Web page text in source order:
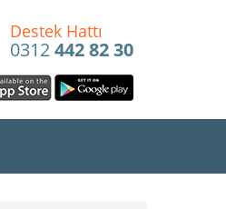
Destek Hattı
0312442 82 30